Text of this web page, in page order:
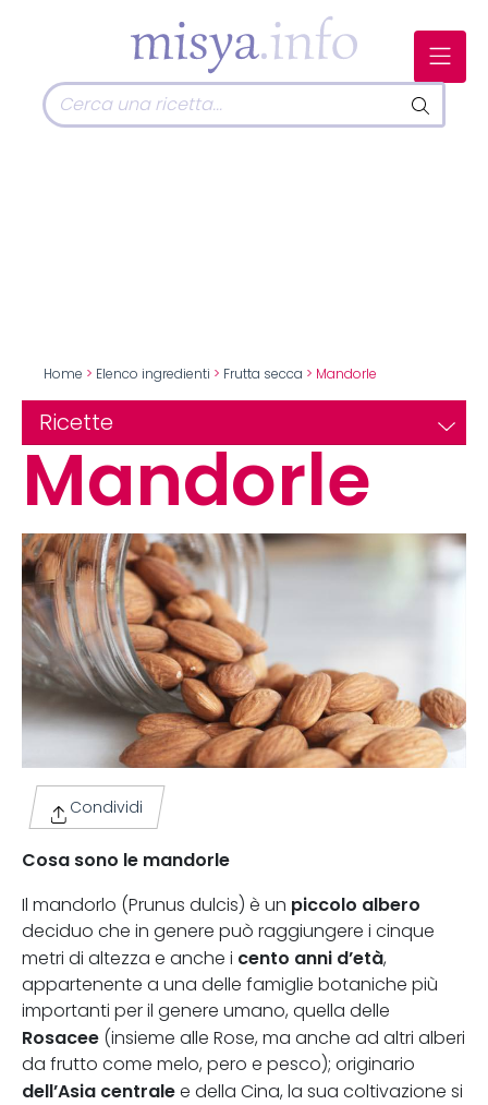
Home > Elenco ingredienti > Frutta secca > Mandorle
Ricette
Mandorle
Condividi
Cosa sono le mandorle
Il mandorlo (Prunus dulcis) è un piccolo albero
deciduo che in genere può raggiungere i cinque
metri di altezza e anche i cento anni d’età,
appartenente a una delle famiglie botaniche più
importanti per il genere umano, quella delle
Rosacee (insieme alle Rose, ma anche ad altri alberi
da frutto come melo, pero e pesco); originario
dell’Asia centrale e della Cina, la sua coltivazione si